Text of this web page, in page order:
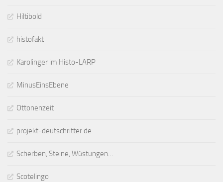
Hiltibold
histofakt
Karolinger im Histo-LARP
MinusEinsEbene
Ottonenzeit
projekt-deutschritter.de
Scherben, Steine, Wüstungen…
Scotelingo